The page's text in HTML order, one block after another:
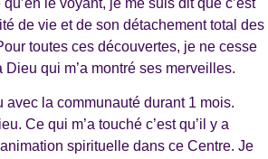
le voyant, je me suis dit que c’est
de vie et de son détachement total des
toutes ces découvertes, je ne cesse
qui m’a montré ses merveilles.
avec la communauté durant 1 mois.
Ce qui m’a touché c’est qu’il y a
spirituelle dans ce Centre. Je